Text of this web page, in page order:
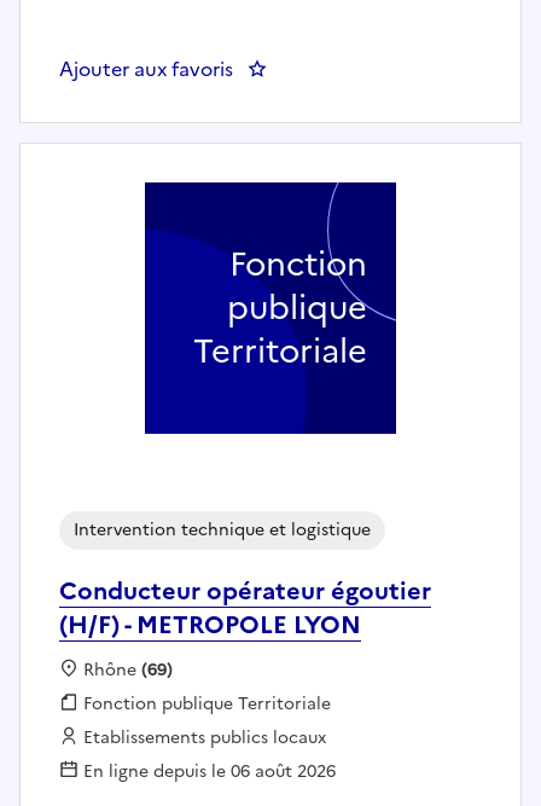
Ajouter aux favoris : Agent de régie Voirie Est (h/f)
Conducteur opérateur égoutier
(H/F) - METROPOLE LYON
Intervention technique et logistique
Localisation :
Rhône(69)
Fonction publique :
Fonction publique Territoriale
Employeur :
Etablissements publics locaux
En ligne depuis le 06 août 2026
Fonction
publique
Territoriale